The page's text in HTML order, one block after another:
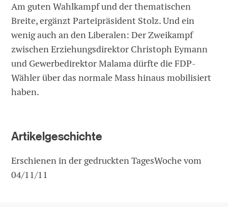
Am guten Wahlkampf und der thematischen
Breite, ergänzt Parteipräsident Stolz. Und ein
wenig auch an den Liberalen: Der Zweikampf
zwischen Erziehungsdirektor Christoph Eymann
und Gewerbedirektor Malama dürfte die FDP-
Wähler über das normale Mass hinaus mobilisiert
haben.
Artikelgeschichte
Erschienen in der gedruckten TagesWoche vom
04/11/11